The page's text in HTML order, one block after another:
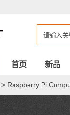
首页 新品
> Raspberry Pi